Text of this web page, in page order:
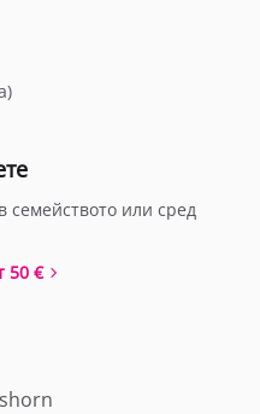
семейството или сред
50 €